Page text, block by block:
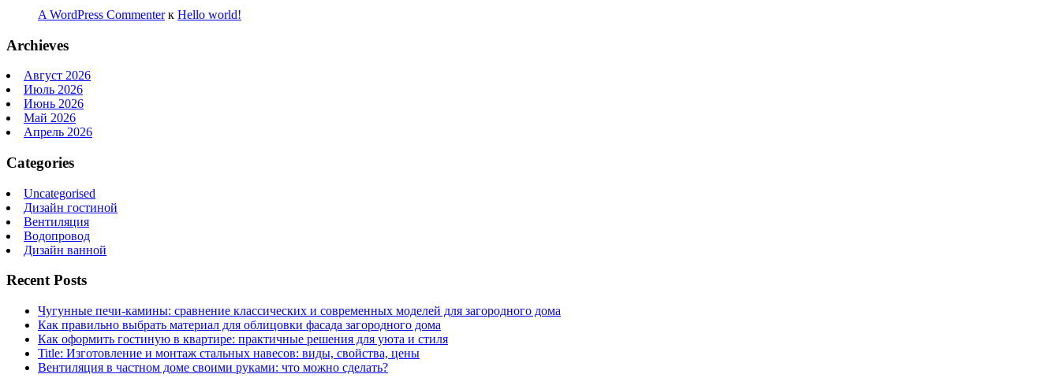
A WordPress Commenterк Hello world!
Archieves
Август 2026
Июль 2026
Июнь 2026
Май 2026
Апрель 2026
Categories
Uncategorised
Дизайн гостиной
Вентиляция
Водопровод
Дизайн ванной
Recent Posts
Чугунные печи-камины: сравнение классических и современных моделей для загородного дома
Как правильно выбрать материал для облицовки фасада загородного дома
Как оформить гостиную в квартире: практичные решения для уюта и стиля
Title: Изготовление и монтаж стальных навесов: виды, свойства, цены
Вентиляция в частном доме своими руками: что можно сделать?